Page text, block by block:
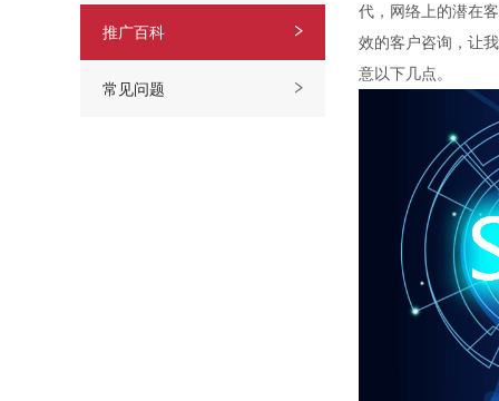
推广百科
常见问题
代，网络上的潜在
效的客户咨询，让
意以下几点。